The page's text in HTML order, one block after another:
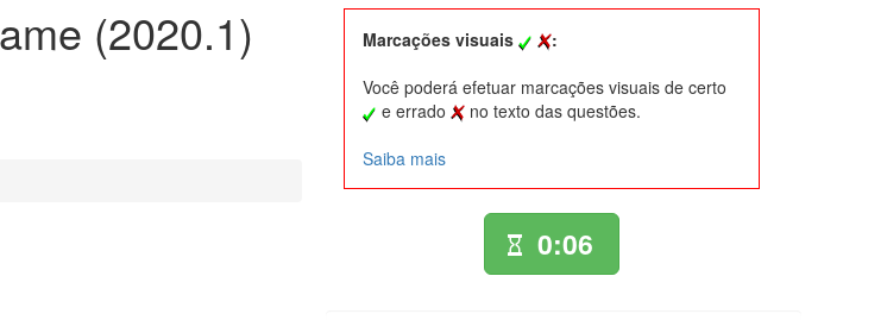
(2020.1) Marcações visuais
:
Você poderá efetuar marcações visuais de certo
e errado
no texto das questões.
Saiba mais
0:06